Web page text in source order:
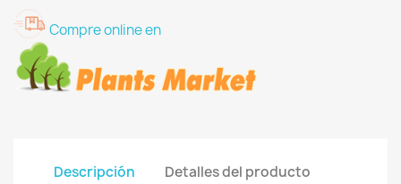
Compre online en
Descripción Detalles del producto